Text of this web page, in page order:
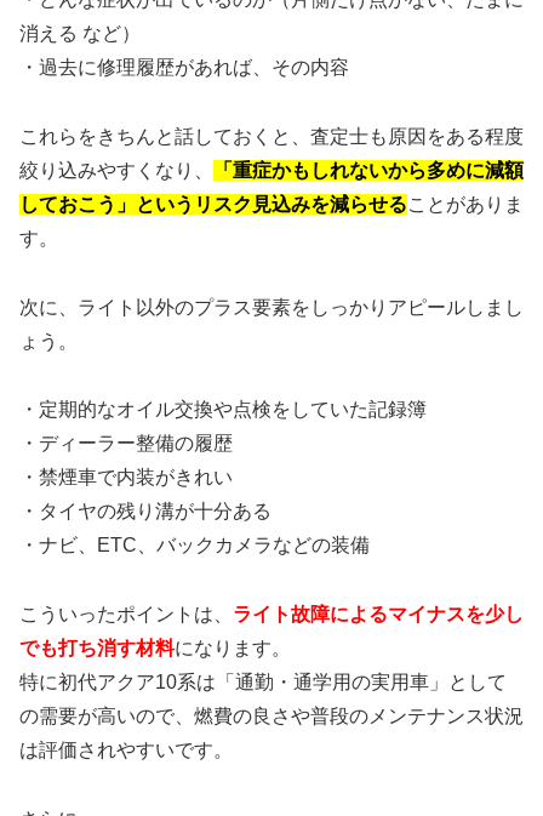
消える など）
・過去に修理履歴があれば、その内容
これらをきちんと話しておくと、査定士も原因をある程度
絞り込みやすくなり、
「重症かもしれないから多めに減額
しておこう」というリスク見込みを減らせることがありま
す。
次に、ライト以外のプラス要素をしっかりアピールしまし
ょう。
・定期的なオイル交換や点検をしていた記録簿
・ディーラー整備の履歴
・禁煙車で内装がきれい
・タイヤの残り溝が十分ある
・ナビ、ETC、バックカメラなどの装備
こういったポイントは、 ライト故障によるマイナスを少し
でも打ち消す材料になります。
特に初代アクア10系は「通勤・通学用の実用車」として
の需要が高いので、燃費の良さや普段のメンテナンス状況
は評価されやすいです。